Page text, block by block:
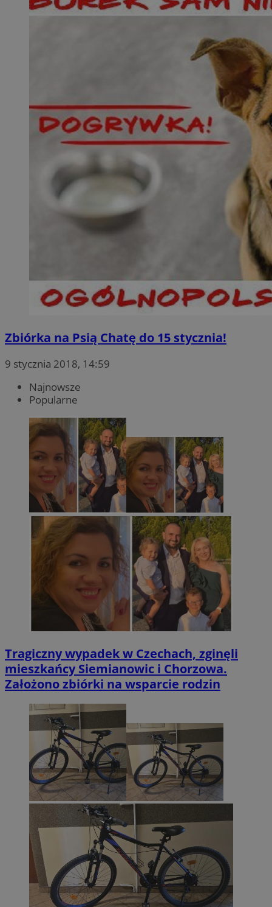
Zbiórka na Psią Chatę do 15 stycznia!
9 stycznia 2018, 14:59
Najnowsze
Popularne
Tragiczny wypadek w Czechach, zginęli
mieszkańcy Siemianowic i Chorzowa.
Założono zbiórki na wsparcie rodzin